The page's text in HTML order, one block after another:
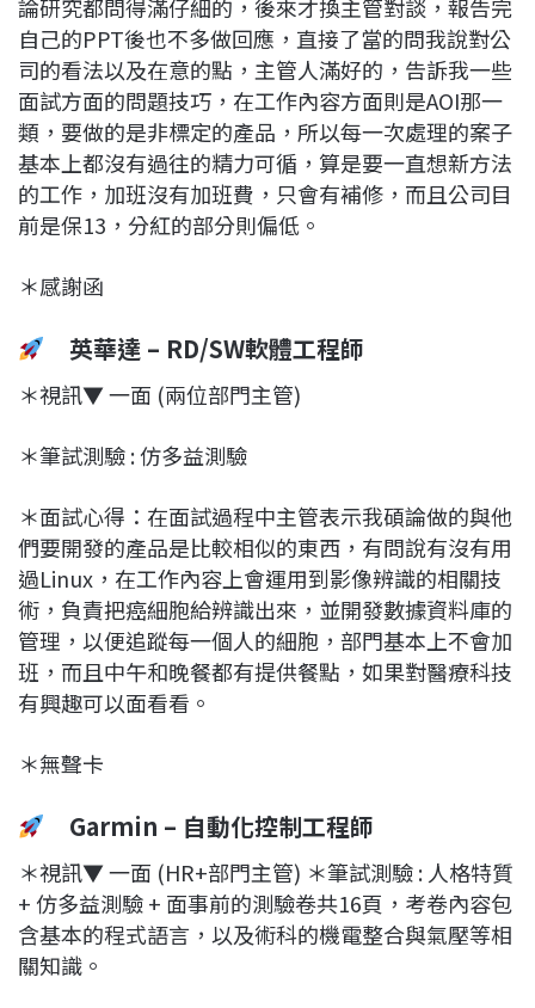
論研究都問得滿仔細的，後來才換主管對談，報告完
自己的PPT後也不多做回應，直接了當的問我說對公
司的看法以及在意的點，主管人滿好的，告訴我一些
面試方面的問題技巧，在工作內容方面則是AOI那一
類，要做的是非標定的產品，所以每一次處理的案子
基本上都沒有過往的精力可循，算是要一直想新方法
的工作，加班沒有加班費，只會有補修，而且公司目
前是保13，分紅的部分則偏低。
＊感謝函
英華達 – RD/SW軟體工程師
＊視訊▼ 一面 (兩位部門主管)
＊筆試測驗 : 仿多益測驗
＊面試心得：在面試過程中主管表示我碩論做的與他
們要開發的產品是比較相似的東西，有問說有沒有用
過Linux，在工作內容上會運用到影像辨識的相關技
術，負責把癌細胞給辨識出來，並開發數據資料庫的
管理，以便追蹤每一個人的細胞，部門基本上不會加
班，而且中午和晚餐都有提供餐點，如果對醫療科技
有興趣可以面看看。
＊無聲卡
Garmin – 自動化控制工程師
＊視訊▼ 一面 (HR+部門主管) ＊筆試測驗 : 人格特質
+ 仿多益測驗 + 面事前的測驗卷共16頁，考卷內容包
含基本的程式語言，以及術科的機電整合與氣壓等相
關知識。